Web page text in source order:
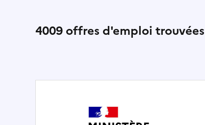
4009offres d'emploi trouvées